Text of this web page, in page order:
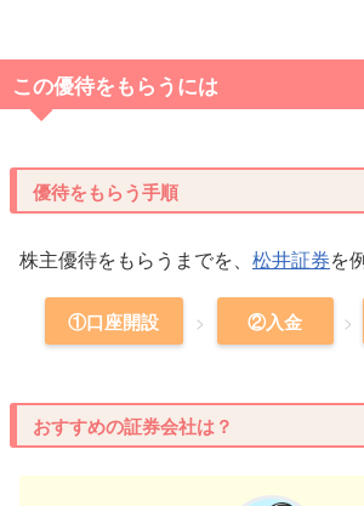
この優待をもらうには
優待をもらう手順
株主優待をもらうまでを、 松井証券を
①口座開設 ②入金
おすすめの証券会社は？